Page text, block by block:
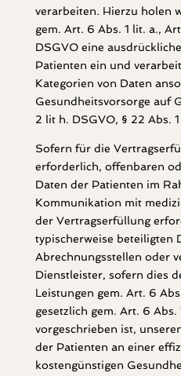
verarbeiten. Hierzu holen
gem. Art. 6 Abs. 1 lit. a.,
DSGVO eine
Patienten ein und
Kategorien von Daten
Gesundheitsvorsorge auf
2 lit h. DSGVO, § 22 Abs.
Sofern für die
erforderlich, offenbaren
Daten der Patienten im
Kommunikation mit
der Vertragserfüllung
typischerweise beteiligten
Abrechnungsstellen oder
Dienstleister, sofern dies
Leistungen gem. Art. 6
gesetzlich gem. Art. 6 Abs.
vorgeschrieben ist,
der Patienten an einer
kostengünstigen